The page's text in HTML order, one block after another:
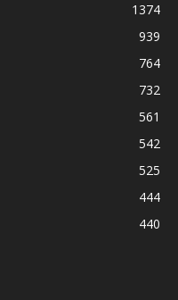
1374
939
764
732
561
542
525
444
440